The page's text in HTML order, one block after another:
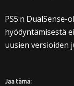
PS5:n DualSense-
hyödyntämisestä
uusien versioiden
Jaa tämä: